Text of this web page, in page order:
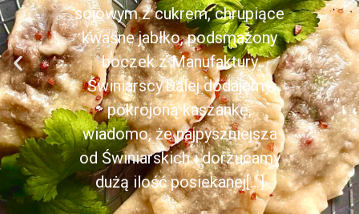
sojowym z cukrem, chrupiące
kwaśne jabłko, podsmażony
boczek z Manufaktury
Świniarscy.Dalej dodajemy
pokrojoną kaszankę,
wiadomo, że najpyszniejsza
od Świniarskich i dorzucamy
dużą ilość posiekanej[...]